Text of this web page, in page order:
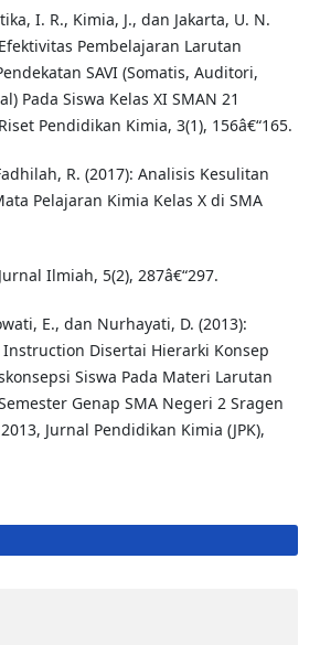
I. R., Kimia, J., dan Jakarta, U. N.
Pembelajaran Larutan
SAVI (Somatis, Auditori,
Pada Siswa Kelas XI SMAN 21
Pendidikan Kimia, 3(1), 156â€“165.
R. (2017): Analisis Kesulitan
Pelajaran Kimia Kelas X di SMA
Ilmiah, 5(2), 287â€“297.
E., dan Nurhayati, D. (2013):
Disertai Hierarki Konsep
Siswa Pada Materi Larutan
Genap SMA Negeri 2 Sragen
Jurnal Pendidikan Kimia (JPK),